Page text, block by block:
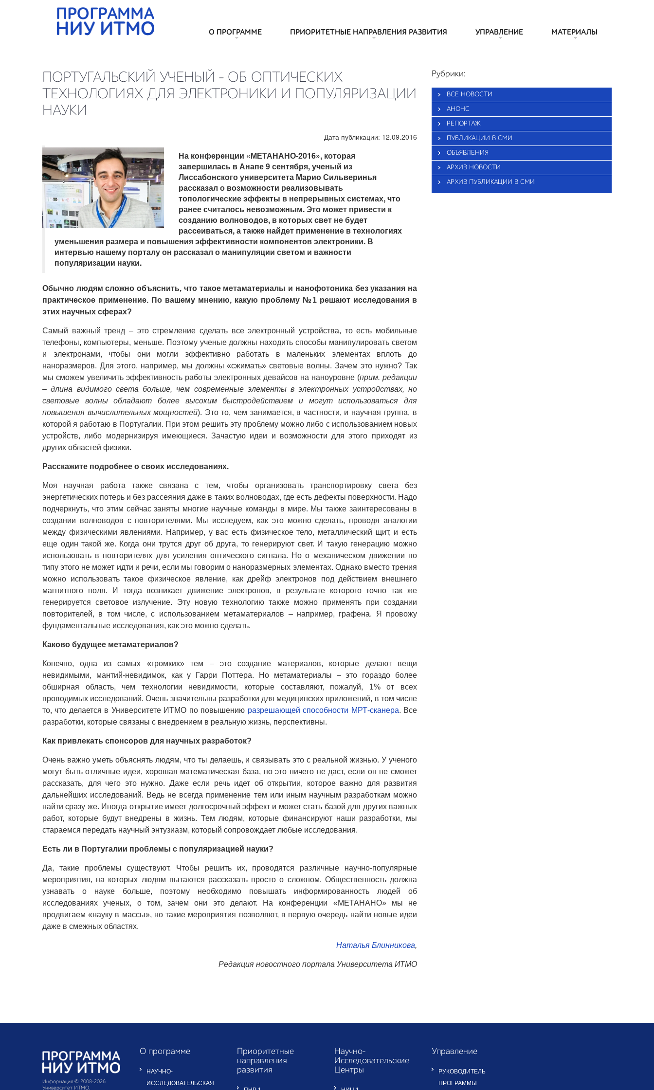
О ПРОГРАММЕ ПРИОРИТЕТНЫЕ НАПРАВЛЕНИЯ РАЗВИТИЯ УПРАВЛЕНИЕ МАТЕРИАЛЫ
ПОРТУГАЛЬСКИЙ УЧЕНЫЙ – ОБ ОПТИЧЕСКИХ
ТЕХНОЛОГИЯХ ДЛЯ ЭЛЕКТРОНИКИ И ПОПУЛЯРИЗАЦИИ
НАУКИ
Дата публикации: 12.09.2016
На конференции «МЕТАНАНО-2016», которая
завершилась в Анапе 9 сентября, ученый из
Лиссабонского университета Марио Сильверинья
рассказал о возможности реализовывать
топологические эффекты в непрерывных системах, что
ранее считалось невозможным. Это может привести к
созданию волноводов, в которых свет не будет
рассеиваться, а также найдет применение в технологиях
уменьшения размера и повышения эффективности компонентов электроники. В
интервью нашему порталу он рассказал о манипуляции светом и важности
популяризации науки.
Обычно людям сложно объяснить, что такое метаматериалы и нанофотоника без указания на
практическое применение. По вашему мнению, какую проблему №1 решают исследования в
этих научных сферах?
Самый важный тренд – это стремление сделать все электронный устройства, то есть мобильные
телефоны, компьютеры, меньше. Поэтому ученые должны находить способы манипулировать светом
и электронами, чтобы они могли эффективно работать в маленьких элементах вплоть до
наноразмеров. Для этого, например, мы должны «сжимать» световые волны. Зачем это нужно? Так
мы сможем увеличить эффективность работы электронных девайсов на наноуровне (прим. редакции
– длина видимого света больше, чем современные элементы в электронных устройствах, но
световые волны обладают более высоким быстродействием и могут использоваться для
повышения вычислительных мощностей). Это то, чем занимается, в частности, и научная группа, в
которой я работаю в Португалии. При этом решить эту проблему можно либо с использованием новых
устройств, либо модернизируя имеющиеся. Зачастую идеи и возможности для этого приходят из
других областей физики.
Расскажите подробнее о своих исследованиях.
Моя научная работа также связана с тем, чтобы организовать транспортировку света без
энергетических потерь и без рассеяния даже в таких волноводах, где есть дефекты поверхности. Надо
подчеркнуть, что этим сейчас заняты многие научные команды в мире. Мы также заинтересованы в
создании волноводов с повторителями. Мы исследуем, как это можно сделать, проводя аналогии
между физическими явлениями. Например, у вас есть физическое тело, металлический щит, и есть
еще один такой же. Когда они трутся друг об друга, то генерируют свет. И такую генерацию можно
использовать в повторителях для усиления оптического сигнала. Но о механическом движении по
типу этого не может идти и речи, если мы говорим о наноразмерных элементах. Однако вместо трения
можно использовать такое физическое явление, как дрейф электронов под действием внешнего
магнитного поля. И тогда возникает движение электронов, в результате которого точно так же
генерируется световое излучение. Эту новую технологию также можно применять при создании
повторителей, в том числе, с использованием метаматериалов – например, графена. Я провожу
фундаментальные исследования, как это можно сделать.
Каково будущее метаматериалов?
Конечно, одна из самых «громких» тем – это создание материалов, которые делают вещи
невидимыми, мантий-невидимок, как у Гарри Поттера. Но метаматериалы – это гораздо более
обширная область, чем технологии невидимости, которые составляют, пожалуй, 1% от всех
проводимых исследований. Очень значительны разработки для медицинских приложений, в том числе
то, что делается в Университете ИТМО по повышению разрешающей способности МРТ-сканера. Все
разработки, которые связаны с внедрением в реальную жизнь, перспективны.
Как привлекать спонсоров для научных разработок?
Очень важно уметь объяснять людям, что ты делаешь, и связывать это с реальной жизнью. У ученого
могут быть отличные идеи, хорошая математическая база, но это ничего не даст, если он не сможет
рассказать, для чего это нужно. Даже если речь идет об открытии, которое важно для развития
дальнейших исследований. Ведь не всегда применение тем или иным научным разработкам можно
найти сразу же. Иногда открытие имеет долгосрочный эффект и может стать базой для других важных
работ, которые будут внедрены в жизнь. Тем людям, которые финансируют наши разработки, мы
стараемся передать научный энтузиазм, который сопровождает любые исследования.
Есть ли в Португалии проблемы с популяризацией науки?
Да, такие проблемы существуют. Чтобы решить их, проводятся различные научно-популярные
мероприятия, на которых людям пытаются рассказать просто о сложном. Общественность должна
узнавать о науке больше, поэтому необходимо повышать информированность людей об
исследованиях ученых, о том, зачем они это делают. На конференции «МЕТАНАНО» мы не
продвигаем «науку в массы», но такие мероприятия позволяют, в первую очередь найти новые идеи
даже в смежных областях.
Наталья Блинникова,
Редакция новостного портала Университета ИТМО
Рубрики:
ВСЕ НОВОСТИ
АНОНС
РЕПОРТАЖ
ПУБЛИКАЦИИ В СМИ
ОБЪЯВЛЕНИЯ
АРХИВ НОВОСТИ
АРХИВ ПУБЛИКАЦИИ В СМИ
О программе
НАУЧНО-
ИССЛЕДОВАТЕЛЬСКАЯ
Приоритетные
направления
развития
Научно-
Исследовательские
Центры
Управление
РУКОВОДИТЕЛЬ
ПРОГРАММЫ
Информация © 2008–2026
Университет ИТМО.